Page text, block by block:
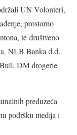
UN Volonteri,
prostorno
te društveno
NLB Banka d.d.
DM drogerie
preduzeća
podršku medija i